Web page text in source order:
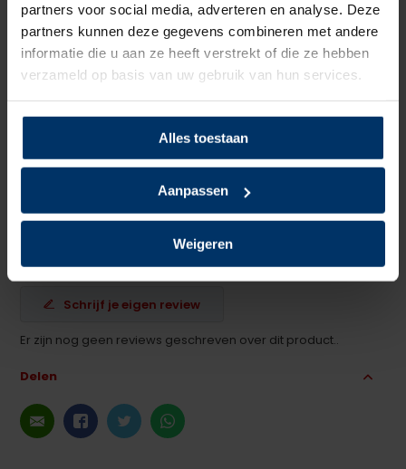
partners voor social media, adverteren en analyse. Deze
partners kunnen deze gegevens combineren met andere
informatie die u aan ze heeft verstrekt of die ze hebben
verzameld op basis van uw gebruik van hun services.
Alles toestaan
Aanpassen
Weigeren
Zoolmateriaal
Overige specificaties Antistatisch, ESD
Zwart
Gebaseerd op 0 beoordeling(en)
Schrijf je eigen review
Er zijn nog geen reviews geschreven over dit product..
Delen